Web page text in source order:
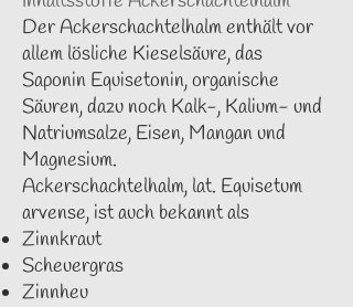
Der Ackerschachtelhalm enthält vor
allem lösliche Kieselsäure, das
Saponin Equisetonin, organische
Säuren, dazu noch Kalk-, Kalium- und
Natriumsalze, Eisen, Mangan und
Magnesium.
Ackerschachtelhalm, lat. Equisetum
arvense, ist auch bekannt als
Zinnkraut
Scheuergras
Zinnheu